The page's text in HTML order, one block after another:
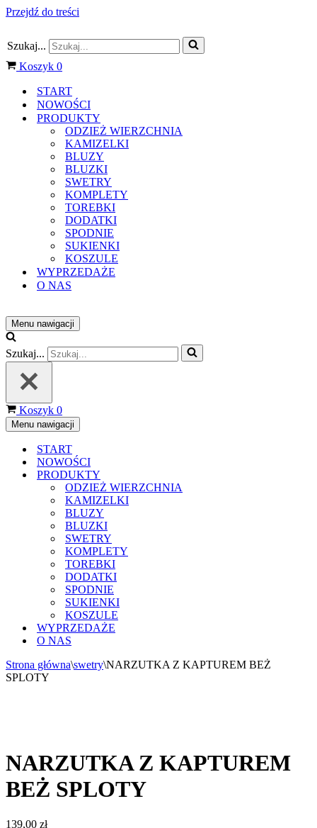
Przejdź do treści
Szukaj...
Koszyk 0
START
NOWOŚCI
PRODUKTY
ODZIEŻ WIERZCHNIA
KAMIZELKI
BLUZY
BLUZKI
SWETRY
KOMPLETY
TOREBKI
DODATKI
SPODNIE
SUKIENKI
KOSZULE
WYPRZEDAŻE
O NAS
Menu nawigacji
Szukaj...
Koszyk 0
Menu nawigacji
START
NOWOŚCI
PRODUKTY
ODZIEŻ WIERZCHNIA
KAMIZELKI
BLUZY
BLUZKI
SWETRY
KOMPLETY
TOREBKI
DODATKI
SPODNIE
SUKIENKI
KOSZULE
WYPRZEDAŻE
O NAS
Strona główna\swetry\NARZUTKA Z KAPTUREM BEŻ
SPLOTY
NARZUTKA Z KAPTUREM
BEŻ SPLOTY
139,00 zł